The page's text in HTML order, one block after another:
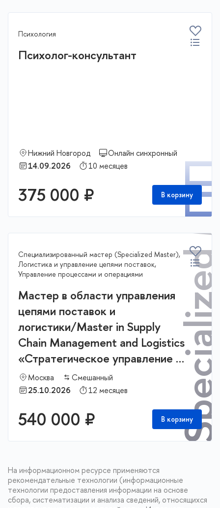
Психология
Психолог-консультант
Нижний Новгород
Онлайн синхронный
14.09.2026
10 месяцев
375 000 ₽ В корзину
Специализированный мастер (Specialized Master),
Логистика и управление цепями поставок,
Управление процессами и операциями
Мастер в области управления
цепями поставок и
логистики/Master in Supply
Chain Management and Logistics
«Стратегическое управление и
бизнес аналитика в логистике и
цепях поставок»
Москва
Смешанный
25.10.2026
12 месяцев
540 000 ₽ В корзину
На информационном ресурсе применяются
рекомендательные технологии (информационные
технологии предоставления информации на основе
сбора, систематизации и анализа сведений, относящихся